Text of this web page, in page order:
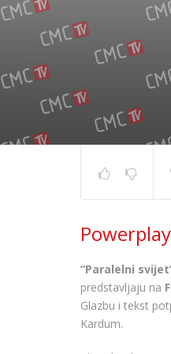
“Paralelni
predstavljaju na
Glazbu i tekst
Kardum.